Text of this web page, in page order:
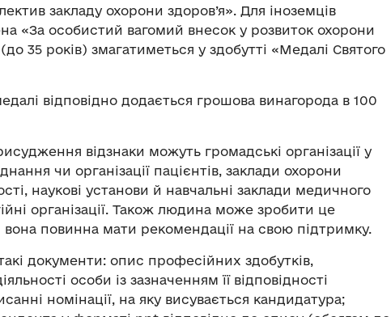
закладу охорони здоров’я». Для іноземців
«За особистий вагомий внесок у розвиток охорони
35 років) змагатиметься у здобутті «Медалі Святого
відповідно додається грошова винагорода в 100
відзнаки можуть громадські організації у
чи організації пацієнтів, заклади охорони
наукові установи й навчальні заклади медичного
організації. Також людина може зробити це
вона повинна мати рекомендації на свою підтримку.
документи: опис професійних здобутків,
особи із зазначенням її відповідності
номінації, на яку висувається кандидатура;